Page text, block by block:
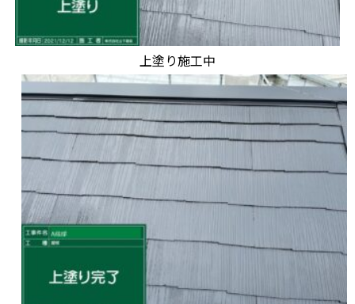
上塗り施工中